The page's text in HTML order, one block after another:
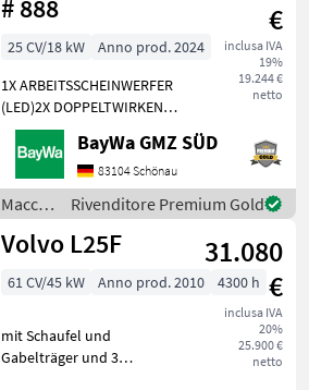
# 888
€
inclusa IVA
19%
19.244 €
netto
25 CV/18 kW
Anno prod. 2024
1X ARBEITSSCHEINWERFER
(LED)2X DOPPELTWIRKEND
MECHANISCHGEGENGEWICHT
UNTER DER TRITTGIANT
WERKZEUGAUFNAHMEMotor-
Moderner Kubota
Dreizylinderdieselmotor,
Typ
BayWa GMZ SÜD
83104 Schönau
Macchine
edili /
Sonstige
Rivenditore Premium Gold
Volvo L25F
31.080
€
inclusa IVA
20%
25.900 €
netto
61 CV/45 kW Anno prod. 2010 4300 h
mit Schaufel und
Gabelträger und 3